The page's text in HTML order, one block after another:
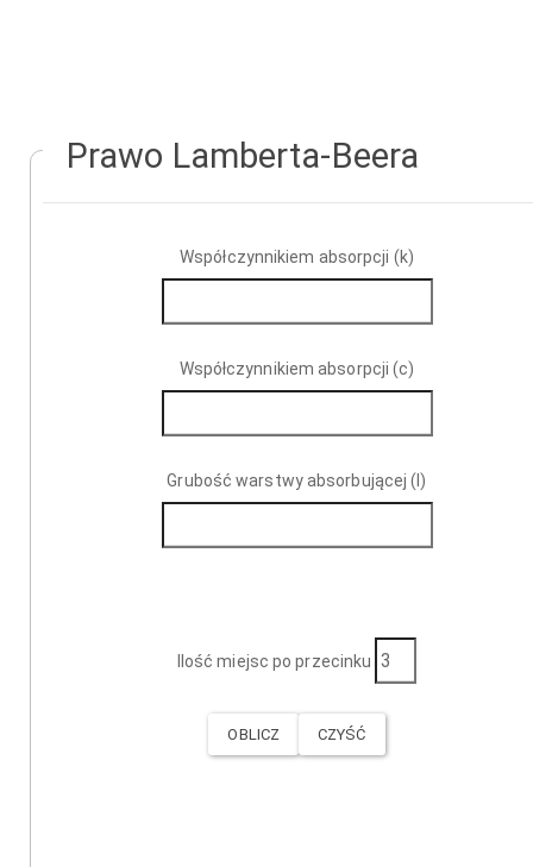
Prawo Lamberta-Beera
Współczynnikiem absorpcji (k)
Współczynnikiem absorpcji (c)
Grubość warstwy absorbującej (l)
Ilość miejsc po przecinku